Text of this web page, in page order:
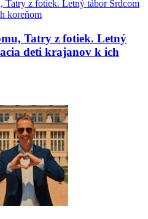
Tatry z fotiek. Letný
deti krajanov k ich